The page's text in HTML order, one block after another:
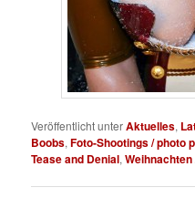
Veröffentlicht unterAktuelles,
Boobs,Foto-Shootings / photo
Tease and Denial,